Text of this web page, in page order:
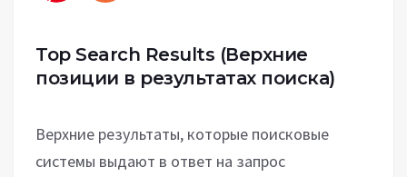
Top Search Results (Верхние
позиции в результатах поиска)
Верхние результаты, которые поисковые
системы выдают в ответ на запрос